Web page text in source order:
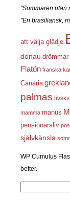
"Sommaren utan
"En brasiliansk,
att välja glädje
donau drömmar
Flatön franska
Canaria
palmas
mamma manus
pensionärsliv
självkänsla
WP Cumulus
better.